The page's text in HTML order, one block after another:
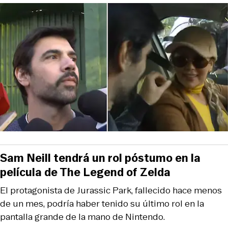
El protagonista de Jurassic Park, fallecido hace menos
de un mes, podría haber tenido su último rol en la
pantalla grande de la mano de Nintendo.
Sam Neill tendrá un rol póstumo en la
película de The Legend of Zelda